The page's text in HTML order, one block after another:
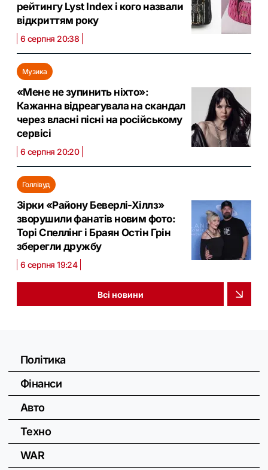
рейтингу Lyst Index і кого назвали
відкриттям року
6 серпня 20:38
Музика
«Мене не зупинить ніхто»:
Кажанна відреагувала на скандал
через власні пісні на російському
сервісі
6 серпня 20:20
Голлівуд
Зірки «Району Беверлі-Хіллз»
зворушили фанатів новим фото:
Торі Спеллінг і Браян Остін Грін
зберегли дружбу
6 серпня 19:24
Всі новини
Політика
Фінанси
Авто
Техно
WAR